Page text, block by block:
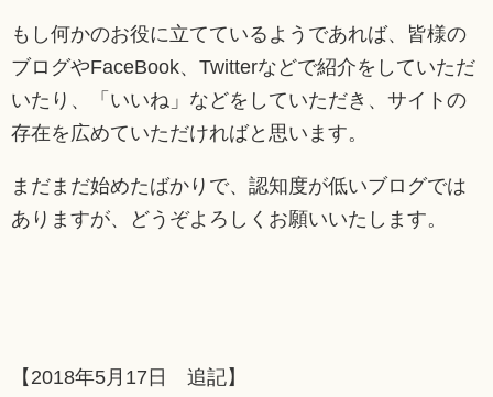
もし何かのお役に立てているようであれば、皆様の
ブログやFaceBook、Twitterなどで紹介をしていただ
いたり、「いいね」などをしていただき、サイトの
存在を広めていただければと思います。
まだまだ始めたばかりで、認知度が低いブログでは
ありますが、どうぞよろしくお願いいたします。
【2018年5月17日 追記】